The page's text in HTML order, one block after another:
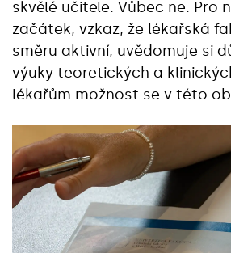
skvělé učitele. Vůbec ne. Pro
začátek, vzkaz, že lékařská
směru aktivní, uvědomuje si
výuky teoretických a
lékařům možnost se v této